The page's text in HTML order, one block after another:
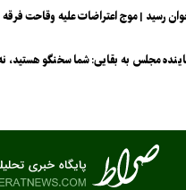
رسید | موج اعتراضات علیه وقاحت
مجلس به بقایی: شما سخنگو هستید،